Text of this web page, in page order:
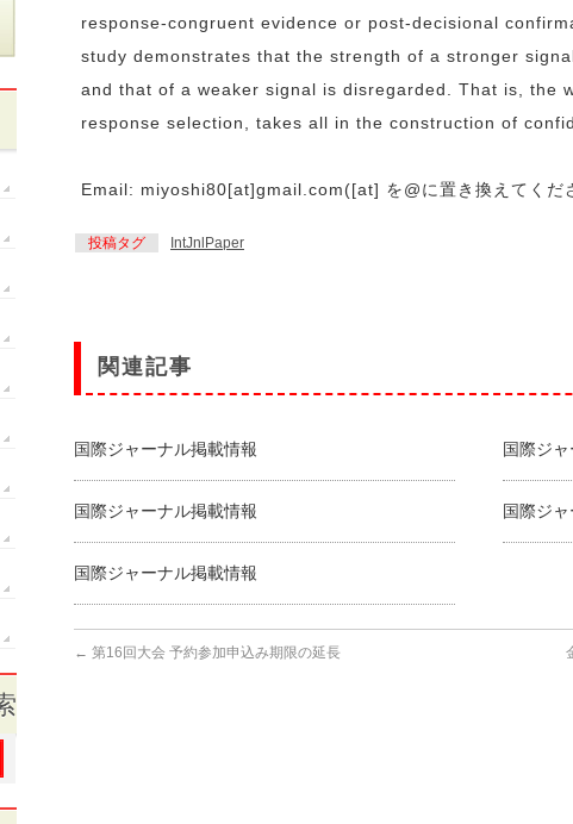
response-congruent evidence or post-decisional
study demonstrates that the strength of a stronger
and that of a weaker signal is disregarded. That is, the
response selection, takes all in the construction of
Email: miyoshi80[at]gmail.com([at] を@に置き換えてくだ
投稿タグ IntJnlPaper
関連記事
国際ジャーナル掲載情報 国際ジ
国際ジャーナル掲載情報 国際ジ
国際ジャーナル掲載情報
← 第16回大会 予約参加申込み期限の延長